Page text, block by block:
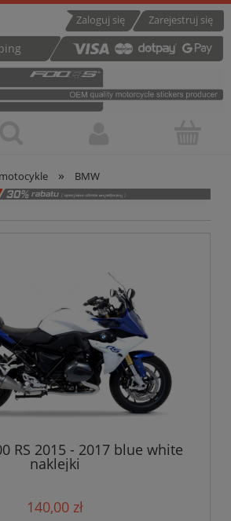
Zarejestruj się
Zaloguj się
» BMW
RS 2015 - 2017 blue white
naklejki
140,00 zł